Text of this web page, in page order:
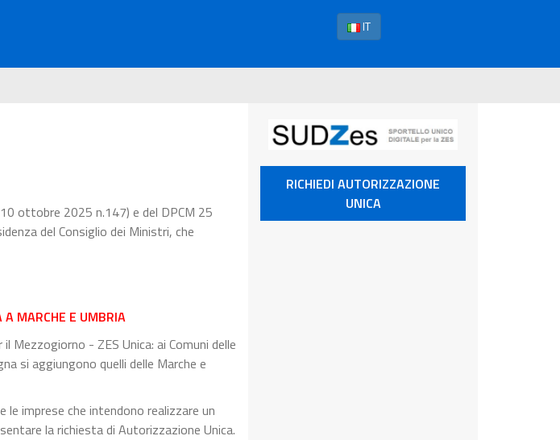
IT
ottobre 2025 n.147) e del DPCM 25
del Consiglio dei Ministri, che
A MARCHE E UMBRIA
Mezzogiorno - ZES Unica: ai Comuni delle
si aggiungono quelli delle Marche e
imprese che intendono realizzare un
la richiesta di Autorizzazione Unica.
RICHIEDI AUTORIZZAZIONE
UNICA